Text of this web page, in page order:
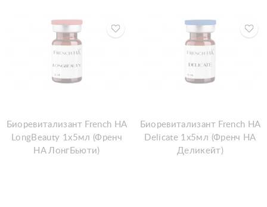
Биоревитализант French HA
LongBeauty 1x5мл (Френч
HA ЛонгБьюти)
Биоревитализант French HA
Delicate 1x5мл (Френч HA
Деликейт)